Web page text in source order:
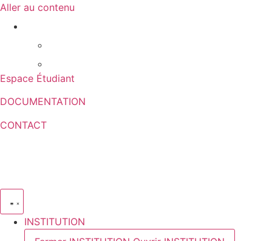
Aller au contenu
Espace Étudiant
DOCUMENTATION
CONTACT
INSTITUTION